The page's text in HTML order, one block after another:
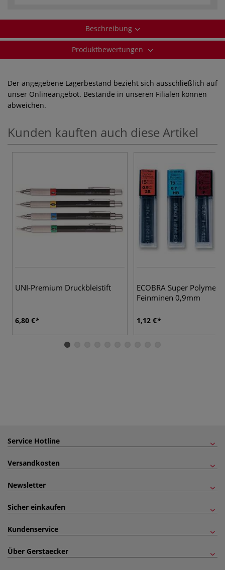
Beschreibung
Produktbewertungen
Der angegebene Lagerbestand bezieht sich ausschließlich auf
unser Onlineangebot. Bestände in unseren Filialen können
abweichen.
Kunden kauften auch diese Artikel
UNI-Premium Druckbleistift
6,80 €
ECOBRA Super Polymer
Feinminen 0,9mm
1,12 €
Service Hotline
Versandkosten
Newsletter
Sicher einkaufen
Kundenservice
Über Gerstaecker